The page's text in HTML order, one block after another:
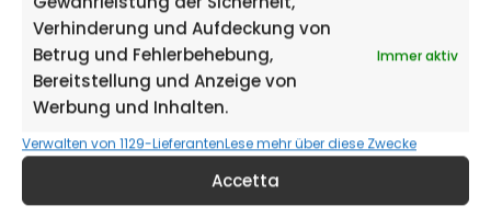
Verhinderung und Aufdeckung von
Betrug und Fehlerbehebung,
Bereitstellung und Anzeige von
Werbung und Inhalten.
Immer aktiv
Verwalten von 1129-LieferantenLese mehr über diese Zwecke
Accetta
Die Schluchten des Infernaccio-Le gole
dell’Infernaccio
Großer Sibillini-Ring (Fahrrad)
Schutzhütte Argentella
Die Gipfel des Redentore